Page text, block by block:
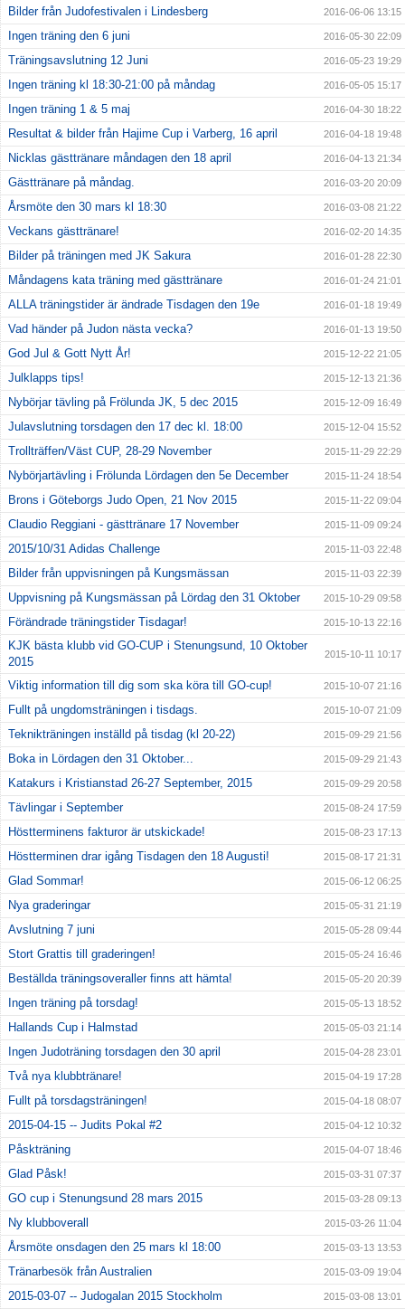
Bilder från Judofestivalen i Lindesberg 2016-06-06 13:15
Ingen träning den 6 juni 2016-05-30 22:09
Träningsavslutning 12 Juni 2016-05-23 19:29
Ingen träning kl 18:30-21:00 på måndag 2016-05-05 15:17
Ingen träning 1 & 5 maj 2016-04-30 18:22
Resultat & bilder från Hajime Cup i Varberg, 16 april 2016-04-18 19:48
Nicklas gästtränare måndagen den 18 april 2016-04-13 21:34
Gästtränare på måndag. 2016-03-20 20:09
Årsmöte den 30 mars kl 18:30 2016-03-08 21:22
Veckans gästtränare! 2016-02-20 14:35
Bilder på träningen med JK Sakura 2016-01-28 22:30
Måndagens kata träning med gästtränare 2016-01-24 21:01
ALLA träningstider är ändrade Tisdagen den 19e 2016-01-18 19:49
Vad händer på Judon nästa vecka? 2016-01-13 19:50
God Jul & Gott Nytt År! 2015-12-22 21:05
Julklapps tips! 2015-12-13 21:36
Nybörjar tävling på Frölunda JK, 5 dec 2015 2015-12-09 16:49
Julavslutning torsdagen den 17 dec kl. 18:00 2015-12-04 15:52
Trollträffen/Väst CUP, 28-29 November 2015-11-29 22:29
Nybörjartävling i Frölunda Lördagen den 5e December 2015-11-24 18:54
Brons i Göteborgs Judo Open, 21 Nov 2015 2015-11-22 09:04
Claudio Reggiani - gästtränare 17 November 2015-11-09 09:24
2015/10/31 Adidas Challenge 2015-11-03 22:48
Bilder från uppvisningen på Kungsmässan 2015-11-03 22:39
Uppvisning på Kungsmässan på Lördag den 31 Oktober 2015-10-29 09:58
Förändrade träningstider Tisdagar! 2015-10-13 22:16
KJK bästa klubb vid GO-CUP i Stenungsund, 10 Oktober
2015
2015-10-11 10:17
Viktig information till dig som ska köra till GO-cup! 2015-10-07 21:16
Fullt på ungdomsträningen i tisdags. 2015-10-07 21:09
Teknikträningen inställd på tisdag (kl 20-22) 2015-09-29 21:56
Boka in Lördagen den 31 Oktober... 2015-09-29 21:43
Katakurs i Kristianstad 26-27 September, 2015 2015-09-29 20:58
Tävlingar i September 2015-08-24 17:59
Höstterminens fakturor är utskickade! 2015-08-23 17:13
Höstterminen drar igång Tisdagen den 18 Augusti! 2015-08-17 21:31
Glad Sommar! 2015-06-12 06:25
Nya graderingar 2015-05-31 21:19
Avslutning 7 juni 2015-05-28 09:44
Stort Grattis till graderingen! 2015-05-24 16:46
Beställda träningsoveraller finns att hämta! 2015-05-20 20:39
Ingen träning på torsdag! 2015-05-13 18:52
Hallands Cup i Halmstad 2015-05-03 21:14
Ingen Judoträning torsdagen den 30 april 2015-04-28 23:01
Två nya klubbtränare! 2015-04-19 17:28
Fullt på torsdagsträningen! 2015-04-18 08:07
2015-04-15 -- Judits Pokal #2 2015-04-12 10:32
Påskträning 2015-04-07 18:46
Glad Påsk! 2015-03-31 07:37
GO cup i Stenungsund 28 mars 2015 2015-03-28 09:13
Ny klubboverall 2015-03-26 11:04
Årsmöte onsdagen den 25 mars kl 18:00 2015-03-13 13:53
Tränarbesök från Australien 2015-03-09 19:04
2015-03-07 -- Judogalan 2015 Stockholm 2015-03-08 13:01